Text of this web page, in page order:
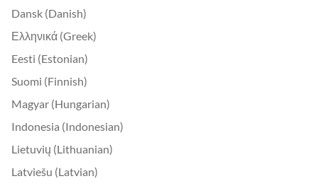
Dansk (Danish)
Ελληνικά (Greek)
Eesti (Estonian)
Suomi (Finnish)
Magyar (Hungarian)
Indonesia (Indonesian)
Lietuvių (Lithuanian)
Latviešu (Latvian)